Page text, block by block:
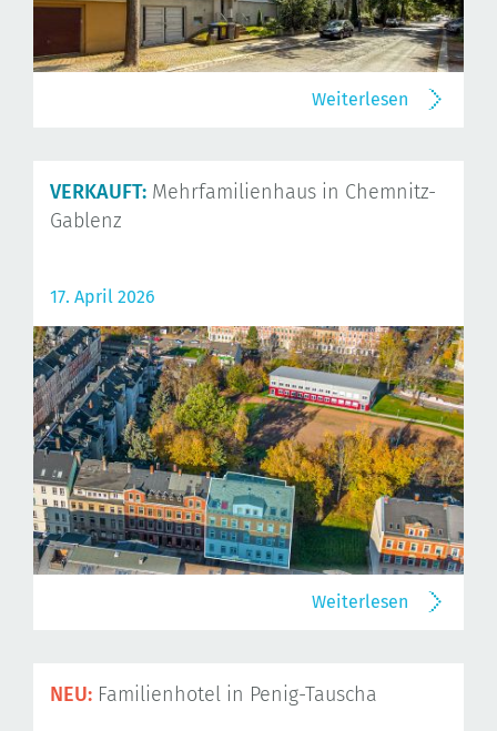
Weiterlesen
VERKAUFT: Mehrfamilienhaus in Chemnitz-
Gablenz
17. April 2026
Weiterlesen
NEU: Familienhotel in Penig-Tauscha